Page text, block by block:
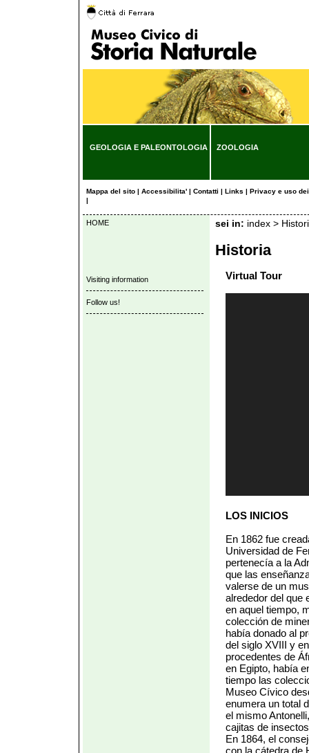
GEOLOGIA E PALEONTOLOGIA ZOOLOGIA
Mappa del sito | Accessibilita' | Contatti | Links | Privacy e uso
|
HOME
Visiting information
Follow us!
sei in: index >
Historia
Virtual Tour
LOS INICIOS
En 1862 fue
Universidad de
pertenecía a la
que las
valerse de un
alrededor del que
en aquel tiempo,
colección de
había donado al
del siglo XVIII y
procedentes de
en Egipto, había
tiempo las
Museo Cívico
enumera un total
el mismo
cajitas de
En 1864, el
con la cátedra de